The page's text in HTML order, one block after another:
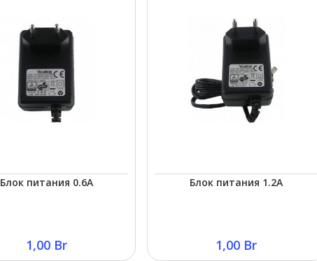
Блок питания 0.6A
1,00 Br
Блок питания 1.2A
1,00 Br